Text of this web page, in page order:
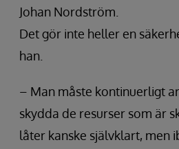
Johan Nordström.
Det gör inte heller en
han.
– Man måste kontinuerligt
skydda de resurser som är
låter kanske självklart, men